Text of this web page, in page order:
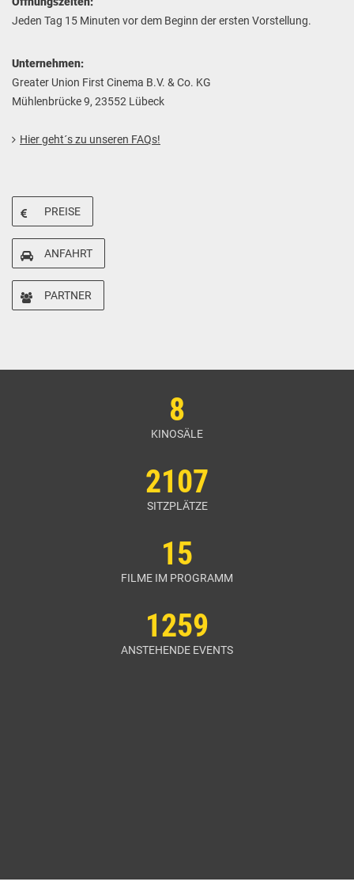
Jeden Tag 15 Minuten vor dem Beginn der ersten Vorstellung.
Unternehmen:
Greater Union First Cinema B.V. & Co. KG
Mühlenbrücke 9, 23552 Lübeck
Hier geht´s zu unseren FAQs!
PREISE
ANFAHRT
PARTNER
8
KINOSÄLE
2107
SITZPLÄTZE
15
FILME IM PROGRAMM
1259
ANSTEHENDE EVENTS